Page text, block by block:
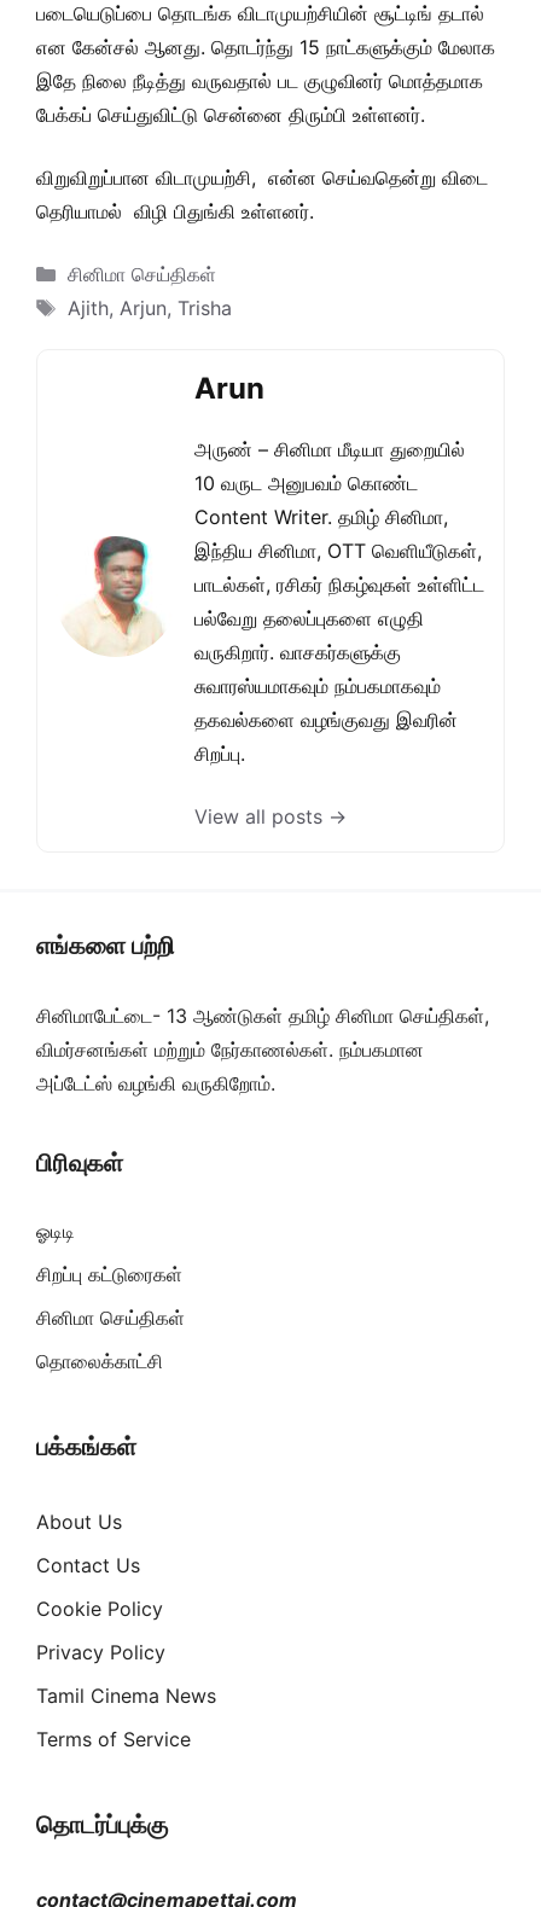
படையெடுப்பை தொடங்க விடாமுயற்சியின் சூட்டிங் தடால்
என கேன்சல் ஆனது. தொடர்ந்து 15 நாட்களுக்கும் மேலாக
இதே நிலை நீடித்து வருவதால் பட குழுவினர் மொத்தமாக
பேக்கப் செய்துவிட்டு சென்னை திரும்பி உள்ளனர்.
விறுவிறுப்பான விடாமுயற்சி, என்ன செய்வதென்று விடை
தெரியாமல் விழி பிதுங்கி உள்ளனர்.
Categories
சினிமா செய்திகள்
Tags
Ajith, Arjun, Trisha
Arun
அருண் – சினிமா மீடியா துறையில்
10 வருட அனுபவம் கொண்ட
Content Writer. தமிழ் சினிமா,
இந்திய சினிமா, OTT வெளியீடுகள்,
பாடல்கள், ரசிகர் நிகழ்வுகள் உள்ளிட்ட
பல்வேறு தலைப்புகளை எழுதி
வருகிறார். வாசகர்களுக்கு
சுவாரஸ்யமாகவும் நம்பகமாகவும்
தகவல்களை வழங்குவது இவரின்
சிறப்பு.
View all posts →
எங்களை பற்றி
சினிமாபேட்டை- 13 ஆண்டுகள் தமிழ் சினிமா செய்திகள்,
விமர்சனங்கள் மற்றும் நேர்காணல்கள். நம்பகமான
அப்டேட்ஸ் வழங்கி வருகிறோம்.
பிரிவுகள்
ஓடிடி
சிறப்பு கட்டுரைகள்
சினிமா செய்திகள்
தொலைக்காட்சி
பக்கங்கள்
About Us
Contact Us
Cookie Policy
Privacy Policy
Tamil Cinema News
Terms of Service
தொடர்ப்புக்கு
contact@cinemapettai.com